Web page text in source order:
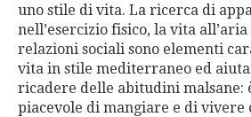
uno stile di vita. La ricerca di
nell’esercizio fisico, la vita
relazioni sociali sono elementi
vita in stile mediterraneo ed
ricadere delle abitudini malsane:
piacevole di mangiare e di vivere